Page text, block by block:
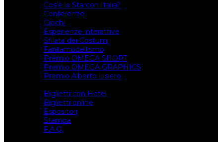
Cos’è la Starcon Italia?
Conferenze
Giochi
Esperienze interattive
Sfilata dei Costumi
Fantamodellismo
Premio OMEGA SHORT
Premio OMEGA GRAPHICS
Premio Alberto Lisiero
Biglietti con Hotel
Biglietti online
Espositori
Stampa
F.A.Q.